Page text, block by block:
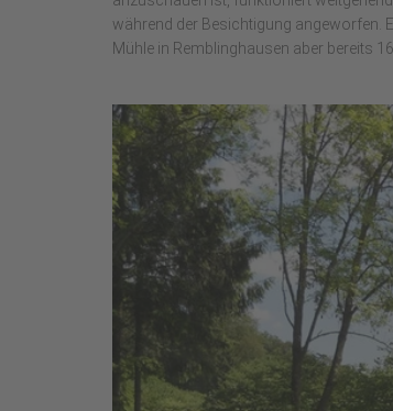
während der Besichtigung angeworfen.
Mühle in Remblinghausen aber bereits